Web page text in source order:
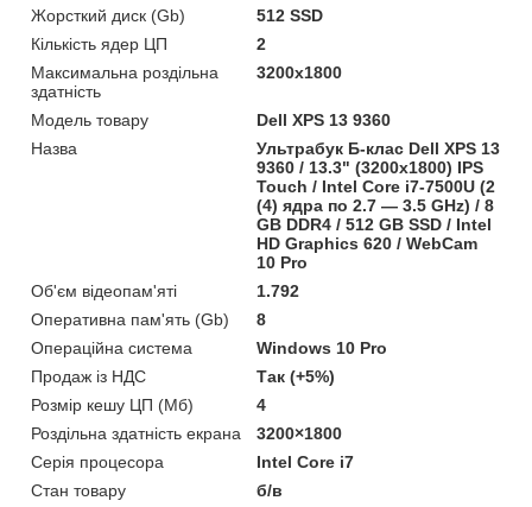
Жорсткий диск (Gb)
512 SSD
Кількість ядер ЦП
2
Максимальна роздільна
здатність
3200x1800
Модель товару
Dell XPS 13 9360
Назва
Ультрабук Б-клас Dell XPS 13
9360 / 13.3" (3200x1800) IPS
Touch / Intel Core i7-7500U (2
(4) ядра по 2.7 — 3.5 GHz) / 8
GB DDR4 / 512 GB SSD / Intel
HD Graphics 620 / WebCam
10 Pro
Об'єм відеопам'яті
1.792
Оперативна пам'ять (Gb)
8
Операційна система
Windows 10 Pro
Продаж із НДС
Так (+5%)
Розмір кешу ЦП (Мб)
4
Роздільна здатність екрана
3200×1800
Серія процесора
Intel Core i7
Стан товару
б/в